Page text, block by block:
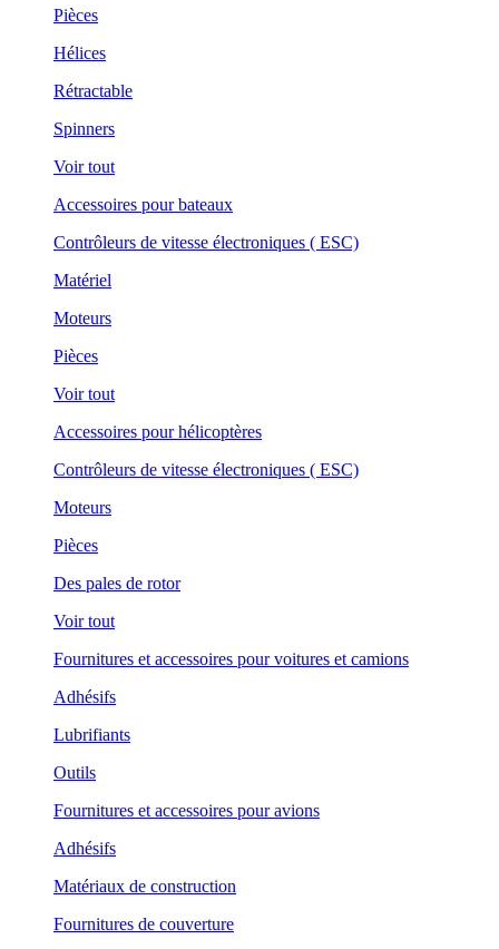
Pièces
Hélices
Rétractable
Spinners
Voir tout
Accessoires pour bateaux
Contrôleurs de vitesse électroniques ( ESC)
Matériel
Moteurs
Pièces
Voir tout
Accessoires pour hélicoptères
Contrôleurs de vitesse électroniques ( ESC)
Moteurs
Pièces
Des pales de rotor
Voir tout
Fournitures et accessoires pour voitures et camions
Adhésifs
Lubrifiants
Outils
Fournitures et accessoires pour avions
Adhésifs
Matériaux de construction
Fournitures de couverture